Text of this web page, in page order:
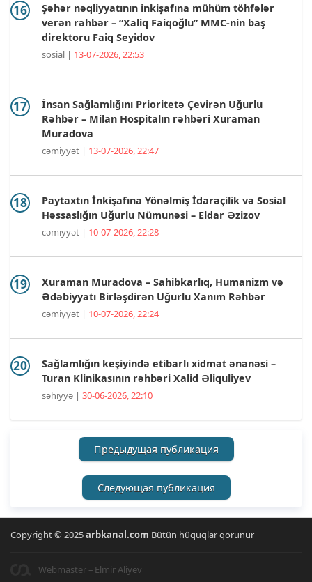
Şəhər nəqliyyatının inkişafına mühüm töhfələr
verən rəhbər – “Xaliq Faiqoğlu” MMC-nin baş
direktoru Faiq Seyidov
sosial | 13-07-2026, 22:53
İnsan Sağlamlığını Prioritetə Çevirən Uğurlu
Rəhbər – Milan Hospitalın rəhbəri Xuraman
Muradova
cəmiyyət | 13-07-2026, 22:47
Paytaxtın İnkişafına Yönəlmiş İdarəçilik və Sosial
Həssaslığın Uğurlu Nümunəsi – Eldar Əzizov
cəmiyyət | 10-07-2026, 22:28
Xuraman Muradova – Sahibkarlıq, Humanizm və
Ədəbiyyatı Birləşdirən Uğurlu Xanım Rəhbər
cəmiyyət | 10-07-2026, 22:24
Sağlamlığın keşiyində etibarlı xidmət ənənəsi –
Turan Klinikasının rəhbəri Xalid Əliquliyev
səhiyyə | 30-06-2026, 22:10
Предыдущая публикация
Следующая публикация
Copyright © 2025arbkanal.com Bütün hüquqlar qorunur
Webmaster – Elmir Aliyev